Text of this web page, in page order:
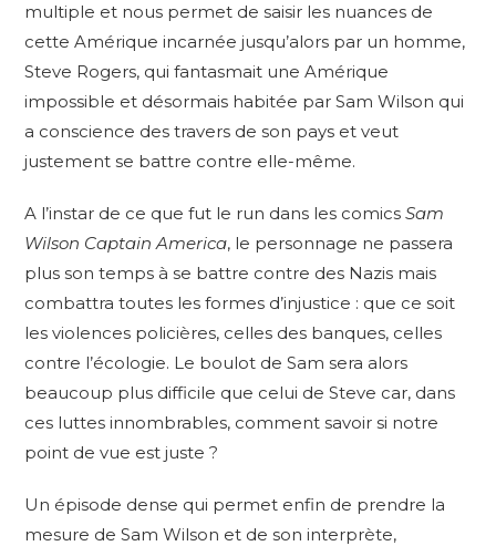
multiple et nous permet de saisir les nuances de
cette Amérique incarnée jusqu’alors par un homme,
Steve Rogers, qui fantasmait une Amérique
impossible et désormais habitée par Sam Wilson qui
a conscience des travers de son pays et veut
justement se battre contre elle-même.
A l’instar de ce que fut le run dans les comicsSam
Wilson Captain America, le personnage ne passera
plus son temps à se battre contre des Nazis mais
combattra toutes les formes d’injustice : que ce soit
les violences policières, celles des banques, celles
contre l’écologie. Le boulot de Sam sera alors
beaucoup plus difficile que celui de Steve car, dans
ces luttes innombrables, comment savoir si notre
point de vue est juste ?
Un épisode dense qui permet enfin de prendre la
mesure de Sam Wilson et de son interprète,